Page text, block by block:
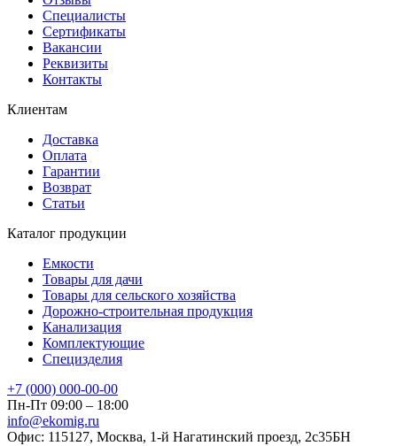
Специалисты
Сертификаты
Вакансии
Реквизиты
Контакты
Клиентам
Доставка
Оплата
Гарантии
Возврат
Статьи
Каталог продукции
Емкости
Товары для дачи
Товары для сельского хозяйства
Дорожно-строительная продукция
Канализация
Комплектующие
Специзделия
+7 (000) 000-00-00
Пн-Пт 09:00 – 18:00
info@ekomig.ru
Офис: 115127, Москва, 1-й Нагатинский проезд, 2с35БН